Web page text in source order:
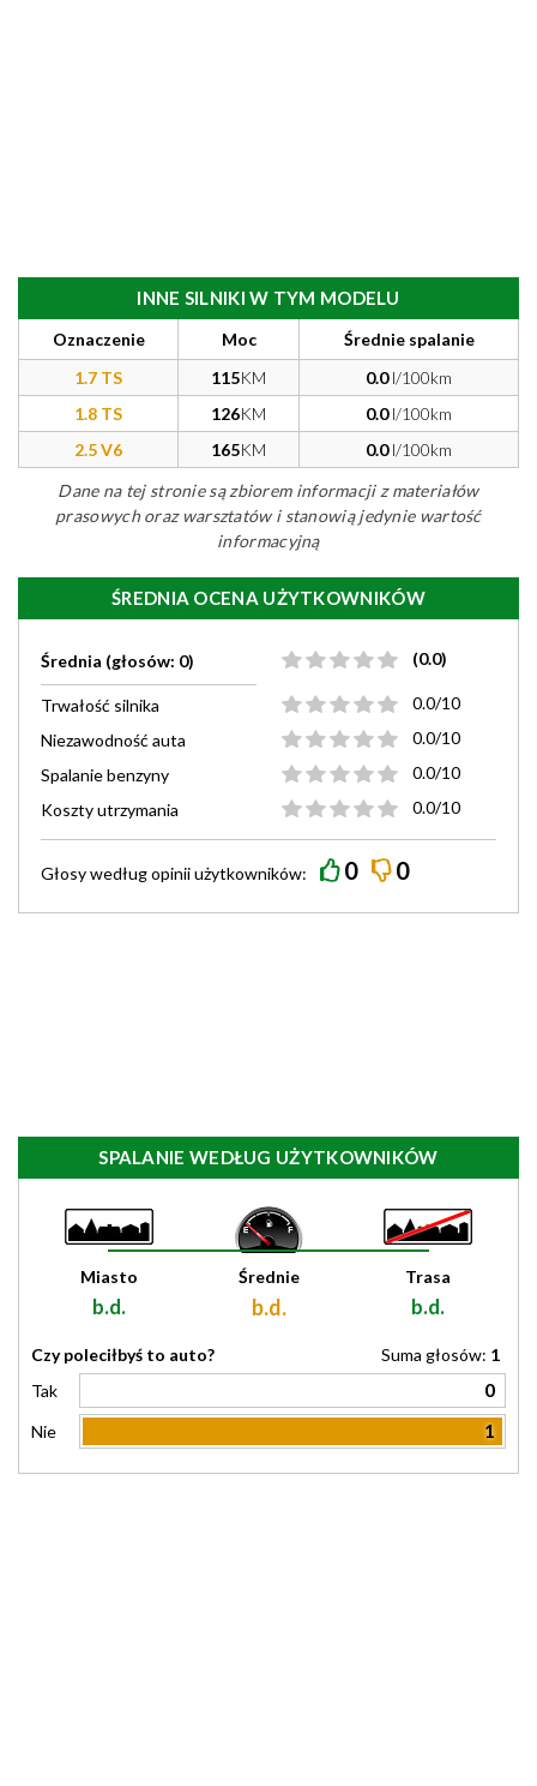
INNE SILNIKI W TYM MODELU
Oznaczenie Moc
Średnie spalanie
1.7 TS
115KM 0.0l/100km
1.8 TS
126KM 0.0l/100km
2.5 V6
165KM 0.0l/100km
Dane na tej stronie są zbiorem informacji z materiałów
prasowych oraz warsztatów i stanowią jedynie wartość
informacyjną
ŚREDNIA OCENA UŻYTKOWNIKÓW
Średnia (głosów: 0) (0.0)
Trwałość silnika
0.0/10
Niezawodność auta
0.0/10
Spalanie benzyny
0.0/10
Koszty utrzymania
0.0/10
Głosy wedługopiniiużytkowników: 0 0
SPALANIE WEDŁUG UŻYTKOWNIKÓW
Miasto
b.d.
Średnie
b.d.
Trasa
b.d.
Czy poleciłbyś to auto? Suma głosów: 1
Tak
0
Nie 1